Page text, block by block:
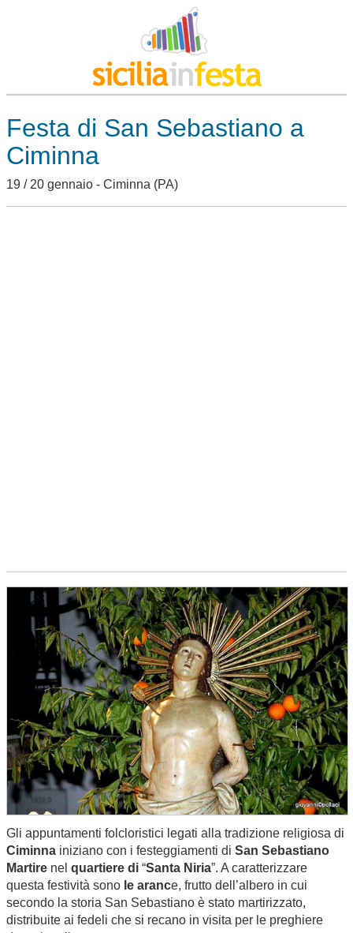
Festa di San Sebastiano a
Ciminna
19 / 20 gennaio - Ciminna (PA)
Gli appuntamenti folcloristici legati alla tradizione religiosa di
Ciminna iniziano con i festeggiamenti di San Sebastiano
Martire nel quartiere di “Santa Niria”. A caratterizzare
questa festività sono le arance, frutto dell’albero in cui
secondo la storia San Sebastiano è stato martirizzato,
distribuite ai fedeli che si recano in visita per le preghiere